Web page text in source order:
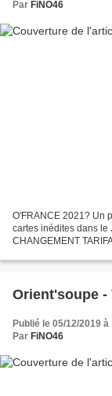
Par FiNO46
O'FRANCE 2021? Un
cartes inédites dans le
CHANGEMENT
Orient'soupe -
Publié le 05/12/2019 à
Par FiNO46